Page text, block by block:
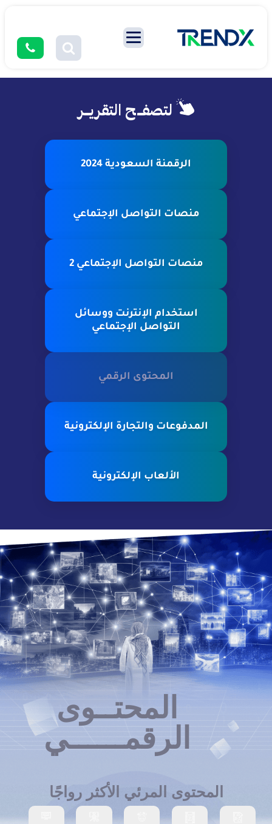
لتصفــح التقريــر
الرقمنة السعودية 2024
منصات التواصل الإجتماعي
منصات التواصل الإجتماعي 2
استخدام الإنترنت ووسائل
التواصل الإجتماعي
المحتوى الرقمي
المدفوعات والتجارة الإلكترونية
الألعاب الإلكترونية
المحتــوى
الرقمــــــي
المحتوى المرئي الأكثر رواجًا